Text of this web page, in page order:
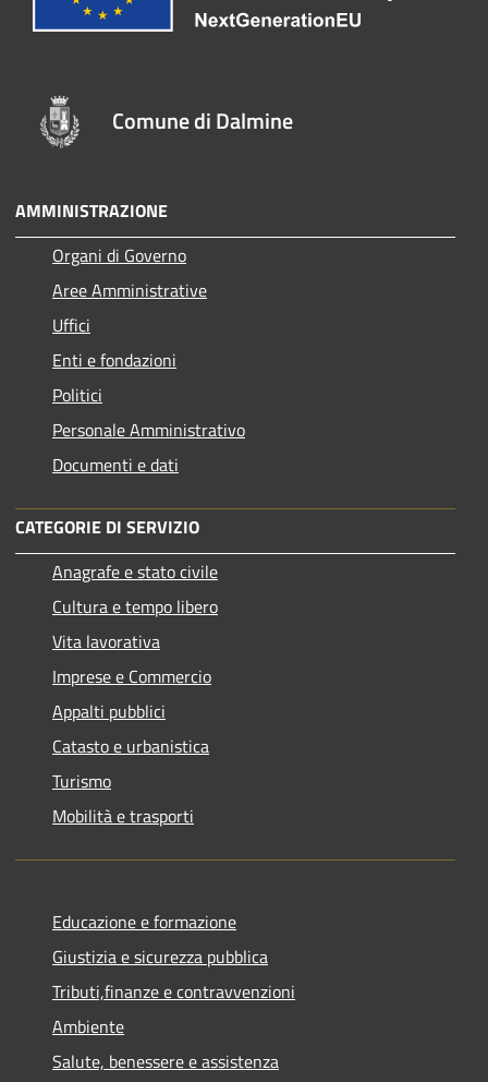
Comune di Dalmine
AMMINISTRAZIONE
Organi di Governo
Aree Amministrative
Uffici
Enti e fondazioni
Politici
Personale Amministrativo
Documenti e dati
CATEGORIE DI SERVIZIO
Anagrafe e stato civile
Cultura e tempo libero
Vita lavorativa
Imprese e Commercio
Appalti pubblici
Catasto e urbanistica
Turismo
Mobilità e trasporti
Educazione e formazione
Giustizia e sicurezza pubblica
Tributi,finanze e contravvenzioni
Ambiente
Salute, benessere e assistenza